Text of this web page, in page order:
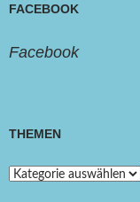
FACEBOOK
Facebook
THEMEN
Themen